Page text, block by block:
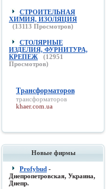
СТРОИТЕЛЬНАЯ
ХИМИЯ, ИЗОЛЯЦИЯ
(13113 Просмотров)
СТОЛЯРНЫЕ
ИЗДЕЛИЯ, ФУРНИТУРА,
КРЕПЕЖ
(12951
Просмотров)
Трансформаторов
трансформаторов
khaer.com.ua
Новые фирмы
Profybud -
Днепропетровская, Украина,
Днепр.